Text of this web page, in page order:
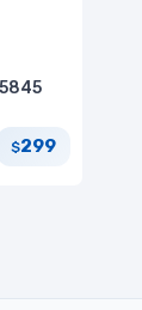
$299